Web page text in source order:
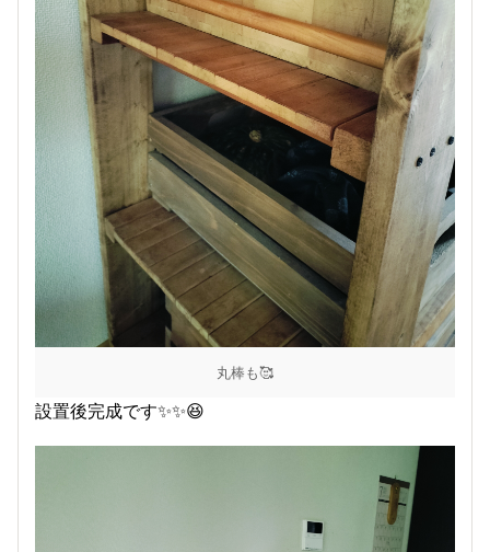
丸棒も🥰
設置後完成です✨✨😆